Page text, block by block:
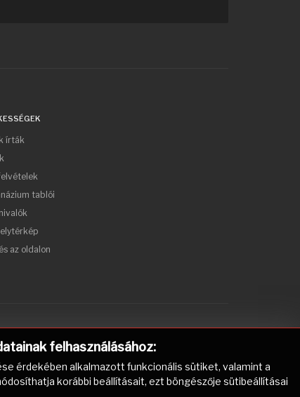
felhasználásához:
érdekében alkalmazott funkcionális sütiket, valamint a
korábbi beállításait, ezt böngészője sütibeállításai
írták
tablói
az oldalon